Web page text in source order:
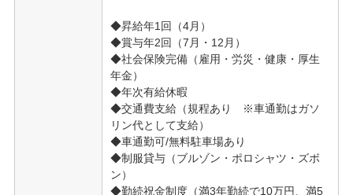
◆昇給年1回（4月）
◆賞与年2回（7月・12月）
◆社会保険完備（雇用・労災・健康・厚生
年金）
◆年次有給休暇
◆交通費支給（規程あり ※車通勤はガソ
リン代として支給）
◆車通勤可/無料駐車場あり
◆制服貸与（ブルゾン・ポロシャツ・ズボ
ン）
◆勤続祝金制度（満3年勤続で10万円、満5